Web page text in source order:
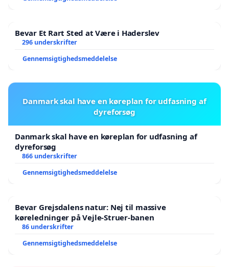
Bevar Et Rart Sted at Være i Haderslev
296 underskrifter
Gennemsigtighedsmeddelelse
Danmark skal have en køreplan for udfasning af
dyreforsøg
Danmark skal have en køreplan for udfasning af
dyreforsøg
866 underskrifter
Gennemsigtighedsmeddelelse
Bevar Grejsdalens natur: Nej til massive
køreledninger på Vejle-Struer-banen
86 underskrifter
Gennemsigtighedsmeddelelse